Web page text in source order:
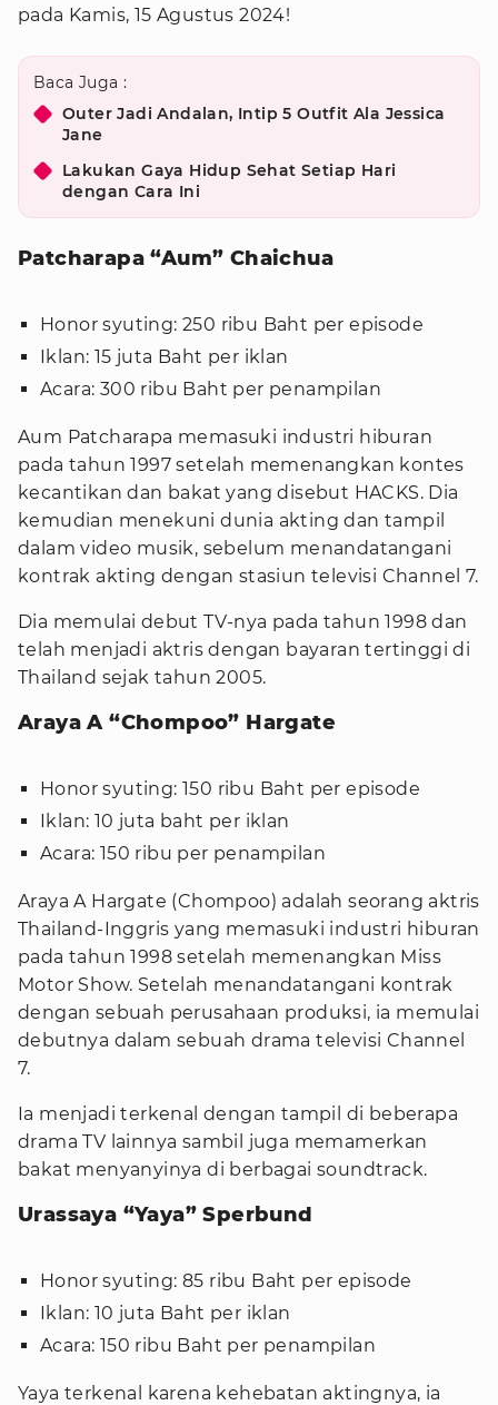
pada Kamis, 15 Agustus 2024!
Baca Juga :
Outer Jadi Andalan, Intip 5 Outfit Ala Jessica
Jane
Lakukan Gaya Hidup Sehat Setiap Hari
dengan Cara Ini
Patcharapa “Aum” Chaichua
Honor syuting: 250 ribu Baht per episode
Iklan: 15 juta Baht per iklan
Acara: 300 ribu Baht per penampilan
Aum Patcharapa memasuki industri hiburan
pada tahun 1997 setelah memenangkan kontes
kecantikan dan bakat yang disebut HACKS. Dia
kemudian menekuni dunia akting dan tampil
dalam video musik, sebelum menandatangani
kontrak akting dengan stasiun televisi Channel 7.
Dia memulai debut TV-nya pada tahun 1998 dan
telah menjadi aktris dengan bayaran tertinggi di
Thailand sejak tahun 2005.
Araya A “Chompoo” Hargate
Honor syuting: 150 ribu Baht per episode
Iklan: 10 juta baht per iklan
Acara: 150 ribu per penampilan
Araya A Hargate (Chompoo) adalah seorang aktris
Thailand-Inggris yang memasuki industri hiburan
pada tahun 1998 setelah memenangkan Miss
Motor Show. Setelah menandatangani kontrak
dengan sebuah perusahaan produksi, ia memulai
debutnya dalam sebuah drama televisi Channel
7.
Ia menjadi terkenal dengan tampil di beberapa
drama TV lainnya sambil juga memamerkan
bakat menyanyinya di berbagai soundtrack.
Urassaya “Yaya” Sperbund
Honor syuting: 85 ribu Baht per episode
Iklan: 10 juta Baht per iklan
Acara: 150 ribu Baht per penampilan
Yaya terkenal karena kehebatan aktingnya, ia